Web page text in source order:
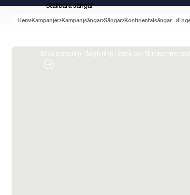
Ställbara sängar
Boka personlig rådgivning i butik och få
Hem Kampanjer Kampanjsängar Sängar Kontinentalsängar